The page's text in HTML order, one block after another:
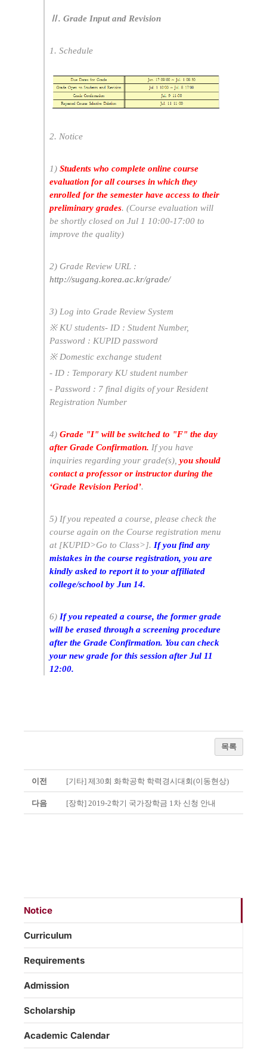
Ⅱ. Grade Input and Revision
1. Schedule
2. Notice
1) Students who complete online course
evaluation for all courses in which they
enrolled for the semester have access to their
preliminary grades. (Course evaluation will
be shortly closed on Jul 1 10:00-17:00 to
improve the quality)
2) Grade Review URL :
http://sugang.korea.ac.kr/grade/
3) Log into Grade Review System
※ KU students- ID : Student Number,
Password : KUPID password
※ Domestic exchange student
- ID : Temporary KU student number
- Password : 7 final digits of your Resident
Registration Number
4) Grade "I" will be switched to "F" the day
after Grade Confirmation. If you have
inquiries regarding your grade(s), you should
contact a professor or instructor during the
‘Grade Revision Period’.
5) If you repeated a course, please check the
course again on the Course registration menu
at [KUPID>Go to Class>]. If you find any
mistakes in the course registration, you are
kindly asked to report it to your affiliated
college/school by Jun 14.
6) If you repeated a course, the former grade
will be erased through a screening procedure
after the Grade Confirmation. You can check
your new grade for this session after Jul 11
12:00.
목록
이전 [기타] 제30회 화학공학 학력경시대회(이동현상)
다음 [장학] 2019-2학기 국가장학금 1차 신청 안내
Notice
Curriculum
Requirements
Admission
Scholarship
Academic Calendar